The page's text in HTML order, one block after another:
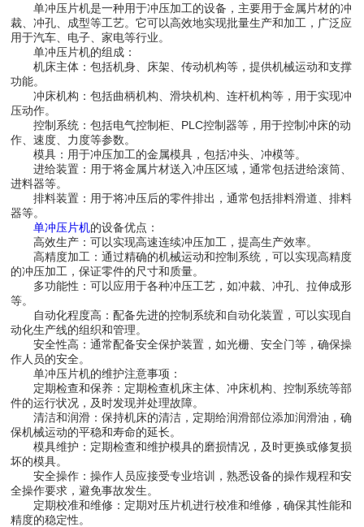
单冲压片机是一种用于冲压加工的设备，主要用于金属片材的冲
裁、冲孔、成型等工艺。它可以高效地实现批量生产和加工，广泛应
用于汽车、电子、家电等行业。
单冲压片机的组成：
机床主体：包括机身、床架、传动机构等，提供机械运动和支撑
功能。
冲床机构：包括曲柄机构、滑块机构、连杆机构等，用于实现冲
压动作。
控制系统：包括电气控制柜、PLC控制器等，用于控制冲床的动
作、速度、力度等参数。
模具：用于冲压加工的金属模具，包括冲头、冲模等。
进给装置：用于将金属片材送入冲压区域，通常包括进给滚筒、
进料器等。
排料装置：用于将冲压后的零件排出，通常包括排料滑道、排料
器等。
单冲压片机的设备优点：
高效生产：可以实现高速连续冲压加工，提高生产效率。
高精度加工：通过精确的机械运动和控制系统，可以实现高精度
的冲压加工，保证零件的尺寸和质量。
多功能性：可以应用于各种冲压工艺，如冲裁、冲孔、拉伸成形
等。
自动化程度高：配备先进的控制系统和自动化装置，可以实现自
动化生产线的组织和管理。
安全性高：通常配备安全保护装置，如光栅、安全门等，确保操
作人员的安全。
单冲压片机的维护注意事项：
定期检查和保养：定期检查机床主体、冲床机构、控制系统等部
件的运行状况，及时发现并处理故障。
清洁和润滑：保持机床的清洁，定期给润滑部位添加润滑油，确
保机械运动的平稳和寿命的延长。
模具维护：定期检查和维护模具的磨损情况，及时更换或修复损
坏的模具。
安全操作：操作人员应接受专业培训，熟悉设备的操作规程和安
全操作要求，避免事故发生。
定期校准和维修：定期对压片机进行校准和维修，确保其性能和
精度的稳定性。